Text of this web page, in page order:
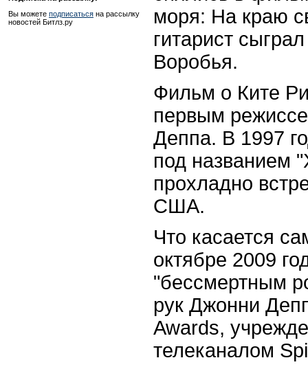
Вы можете подписаться на рассылку
новостей Битлз.ру
моря: На краю
гитарист
Воробья.
Фильм о Ките
первым
Деппа. В 1997
под названием
прохладно
США.
Что касается
октябре 2009
"бессмертным
рук Джонни
Awards,
телеканалом